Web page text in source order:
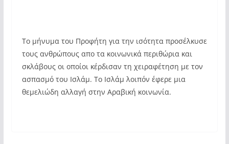
Το μήνυμα του Προφήτη για την ισότητα προσέλκυσε
τους ανθρώπους απο τα κοινωνικά περιθώρια και
σκλάβους οι οποίοι κέρδισαν τη χειραφέτηση με τον
ασπασμό του Ισλάμ. Το Ισλάμ λοιπόν έφερε μια
θεμελιώδη αλλαγή στην Αραβική κοινωνία.